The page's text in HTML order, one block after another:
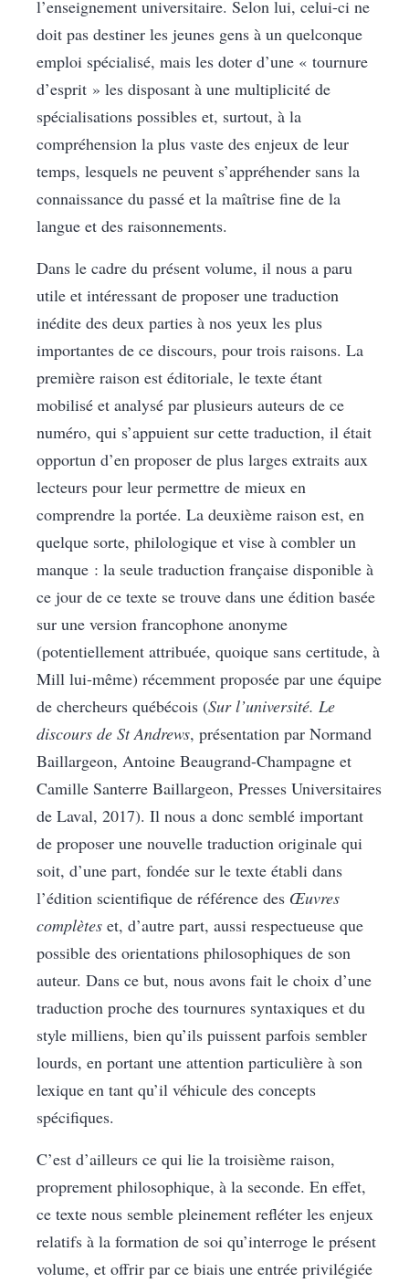
l’enseignement universitaire. Selon lui, celui-ci ne
doit pas destiner les jeunes gens à un quelconque
emploi spécialisé, mais les doter d’une « tournure
d’esprit » les disposant à une multiplicité de
spécialisations possibles et, surtout, à la
compréhension la plus vaste des enjeux de leur
temps, lesquels ne peuvent s’appréhender sans la
connaissance du passé et la maîtrise fine de la
langue et des raisonnements.
Dans le cadre du présent volume, il nous a paru
utile et intéressant de proposer une traduction
inédite des deux parties à nos yeux les plus
importantes de ce discours, pour trois raisons. La
première raison est éditoriale, le texte étant
mobilisé et analysé par plusieurs auteurs de ce
numéro, qui s’appuient sur cette traduction, il était
opportun d’en proposer de plus larges extraits aux
lecteurs pour leur permettre de mieux en
comprendre la portée. La deuxième raison est, en
quelque sorte, philologique et vise à combler un
manque : la seule traduction française disponible à
ce jour de ce texte se trouve dans une édition basée
sur une version francophone anonyme
(potentiellement attribuée, quoique sans certitude, à
Mill lui-même) récemment proposée par une équipe
de chercheurs québécois (Sur l’université. Le
discours de St Andrews, présentation par Normand
Baillargeon, Antoine Beaugrand-Champagne et
Camille Santerre Baillargeon, Presses Universitaires
de Laval, 2017). Il nous a donc semblé important
de proposer une nouvelle traduction originale qui
soit, d’une part, fondée sur le texte établi dans
l’édition scientifique de référence des Œuvres
complètes et, d’autre part, aussi respectueuse que
possible des orientations philosophiques de son
auteur. Dans ce but, nous avons fait le choix d’une
traduction proche des tournures syntaxiques et du
style milliens, bien qu’ils puissent parfois sembler
lourds, en portant une attention particulière à son
lexique en tant qu’il véhicule des concepts
spécifiques.
C’est d’ailleurs ce qui lie la troisième raison,
proprement philosophique, à la seconde. En effet,
ce texte nous semble pleinement refléter les enjeux
relatifs à la formation de soi qu’interroge le présent
volume, et offrir par ce biais une entrée privilégiée